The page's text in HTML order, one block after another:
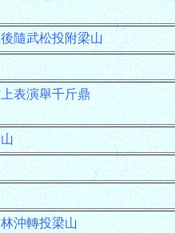
隨武松投附梁山
表演舉千斤鼎
沖轉投梁山